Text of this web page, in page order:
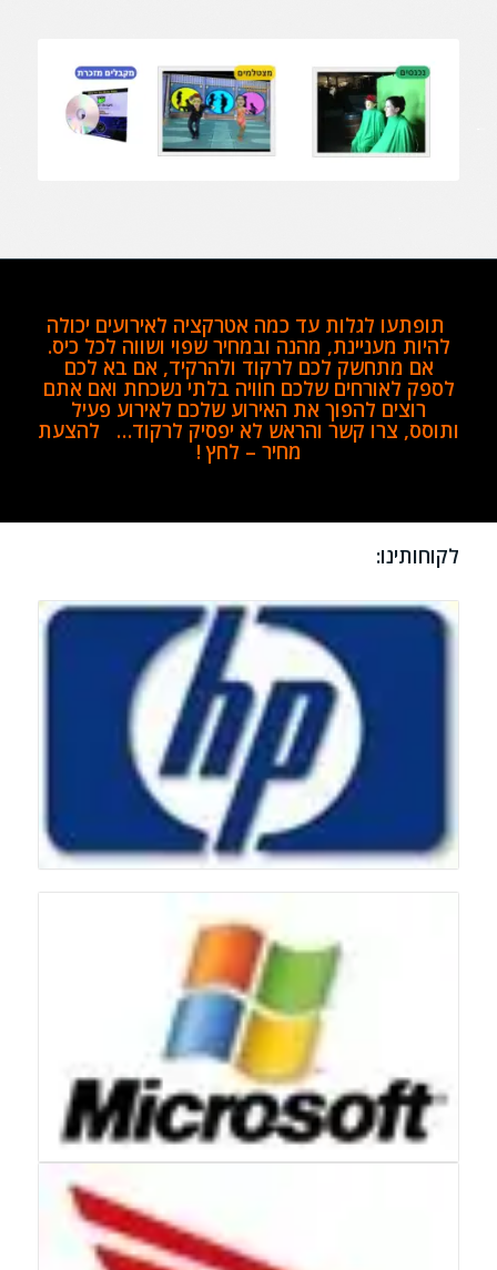
תופתעו לגלות עד כמה אטרקציה לאירועים יכולה
להיות מעניינת, מהנה ובמחיר שפוי ושווה לכל כיס.
אם מתחשק לכם לרקוד ולהרקיד, אם בא לכם
לספק לאורחים שלכם חוויה בלתי נשכחת ואם אתם
רוצים להפוך את האירוע שלכם לאירוע פעיל
ותוסס, צרו קשר והראש לא יפסיק לרקוד… להצעת
מחיר – לחץ !
לקוחותינו: